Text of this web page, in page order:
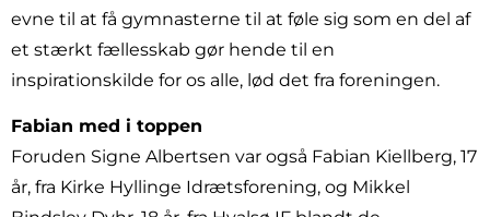
evne til at få gymnasterne til at føle sig som en del af
et stærkt fællesskab gør hende til en
inspirationskilde for os alle, lød det fra foreningen.
Fabian med i toppen
Foruden Signe Albertsen var også Fabian Kiellberg, 17
år, fra Kirke Hyllinge Idrætsforening, og Mikkel